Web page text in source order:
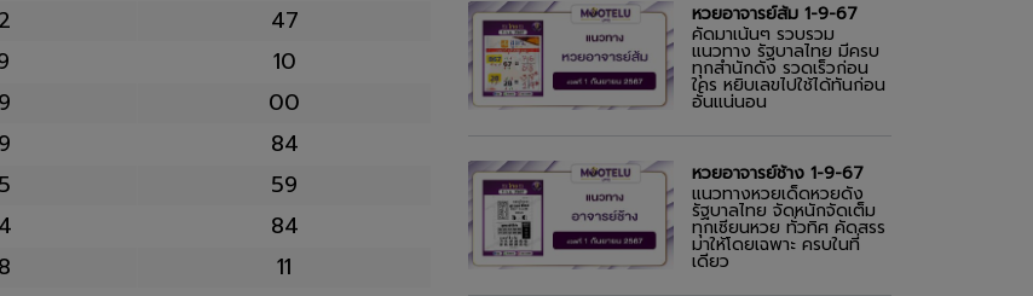
47
10
00
84
59
84
11
หวยอาจารย์ส้ม 1-9-67
คัดมาเน้นๆ รวบรวม
แนวทาง รัฐบาลไทย มีครบ
ทุกสำนักดัง รวดเร็วก่อน
ใคร หยิบเลขไปใช้ได้ทันก่อน
อั้นแน่นอน
หวยอาจารย์ช้าง 1-9-67
แนวทางหวยเด็ดหวยดัง
รัฐบาลไทย จัดหนักจัดเต็ม
ทุกเซียนหวย ทั่วทิศ คัดสรร
มาให้โดยเฉพาะ ครบในที่
เดียว